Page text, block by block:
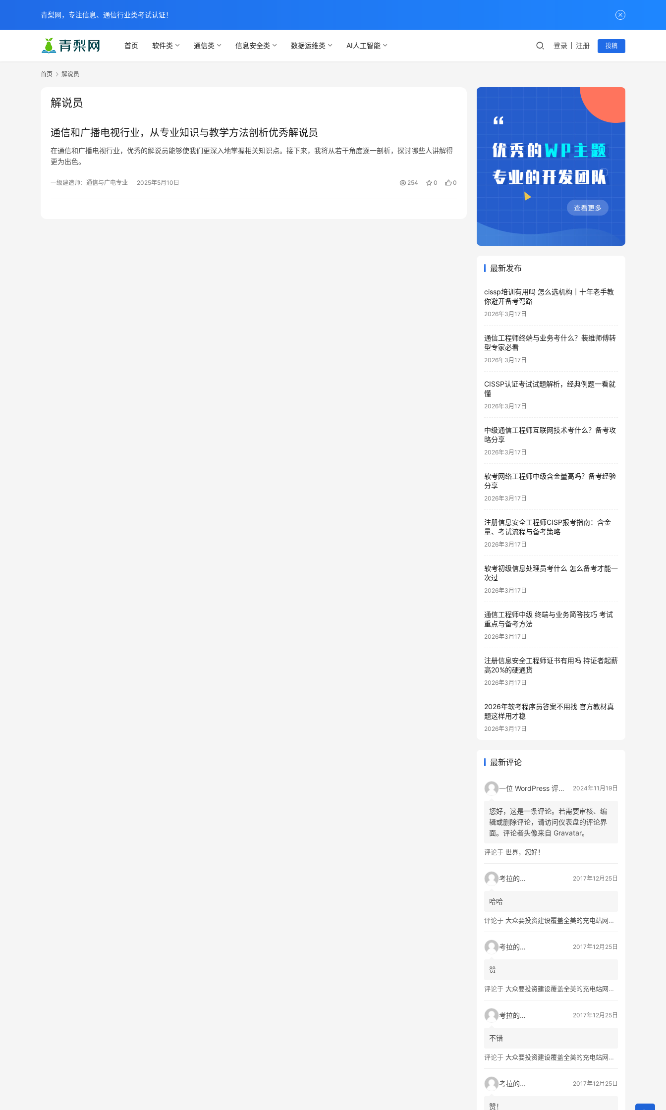
首页 软件类 通信类 信息安全类 数据运维类 AI人工智能 登录 注册 投稿
首页 解说员
解说员
通信和广播电视行业，从专业知识与教学方法剖析优秀解说员
在通信和广播电视行业，优秀的解说员能够使我们更深入地掌握相关知识点。接下来，我将从若干角度逐一剖析，探讨哪些人讲解得
更为出色。
一级建造师：通信与广电专业 2025年5月10日 254 0 0
最新发布
cissp培训有用吗 怎么选机构｜十年老手教
你避开备考弯路
2026年3月17日
通信工程师终端与业务考什么？装维师傅转
型专家必看
2026年3月17日
CISSP认证考试试题解析，经典例题一看就
懂
2026年3月17日
中级通信工程师互联网技术考什么？备考攻
略分享
2026年3月17日
软考网络工程师中级含金量高吗？备考经验
分享
2026年3月17日
注册信息安全工程师CISP报考指南：含金
量、考试流程与备考策略
2026年3月17日
软考初级信息处理员考什么 怎么备考才能一
次过
2026年3月17日
通信工程师中级 终端与业务简答技巧 考试
重点与备考方法
2026年3月17日
注册信息安全工程师证书有用吗 持证者起薪
高20%的硬通货
2026年3月17日
2026年软考程序员答案不用找 官方教材真
题这样用才稳
2026年3月17日
最新评论
一位 WordPress 评论者 2024年11月19日
您好，这是一条评论。若需要审核、编
辑或删除评论，请访问仪表盘的评论界
面。评论者头像来自 Gravatar。
评论于 世界，您好！
考拉的生活 2017年12月25日
哈哈
评论于 大众要投资建设覆盖全美的充电站网络，特斯拉也没闲着
考拉的生活 2017年12月25日
赞
评论于 大众要投资建设覆盖全美的充电站网络，特斯拉也没闲着
考拉的生活 2017年12月25日
不错
评论于 大众要投资建设覆盖全美的充电站网络，特斯拉也没闲着
考拉的生活 2017年12月25日
赞！
青梨网，专注信息、通信行业类考试认证！